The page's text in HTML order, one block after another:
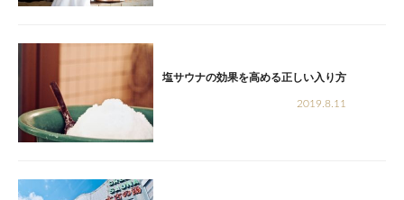
塩サウナの効果を高める正しい入り方
2019.8.11